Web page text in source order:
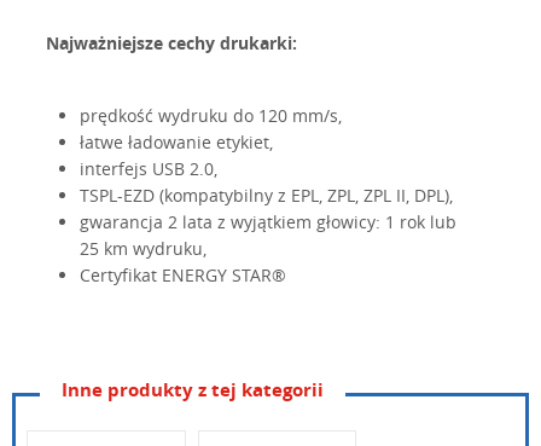
Najważniejsze cechy drukarki:
prędkość wydruku do 120 mm/s,
łatwe ładowanie etykiet,
interfejs USB 2.0,
TSPL-EZD (kompatybilny z EPL, ZPL, ZPL II, DPL),
gwarancja 2 lata z wyjątkiem głowicy: 1 rok lub
25 km wydruku,
Certyfikat ENERGY STAR®
Rodzaj druku:
termiczny
Inne produkty z tej kategorii